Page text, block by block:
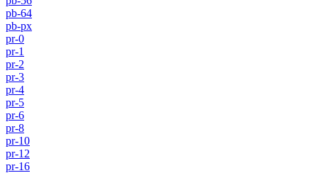
pb-64
pb-px
pr-0
pr-1
pr-2
pr-3
pr-4
pr-5
pr-6
pr-8
pr-10
pr-12
pr-16